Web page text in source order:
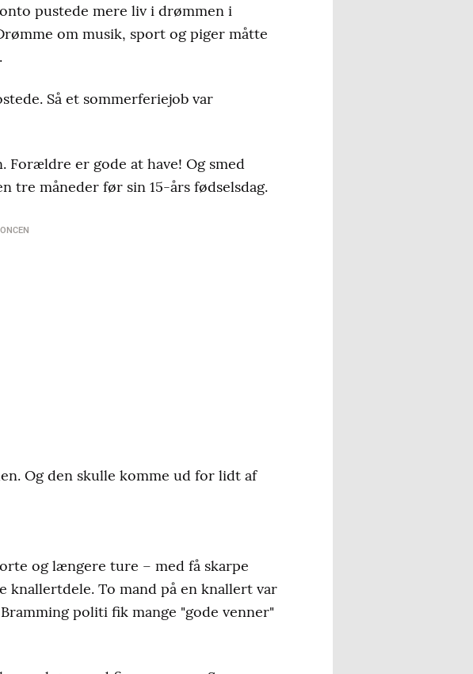
pustede mere liv i drømmen i
om musik, sport og piger måtte
.
Så et sommerferiejob var
Forældre er gode at have! Og smed
tre måneder før sin 15-års fødselsdag.
Og den skulle komme ud for lidt af
og længere ture – med få skarpe
knallertdele. To mand på en knallert var
politi fik mange "gode venner"